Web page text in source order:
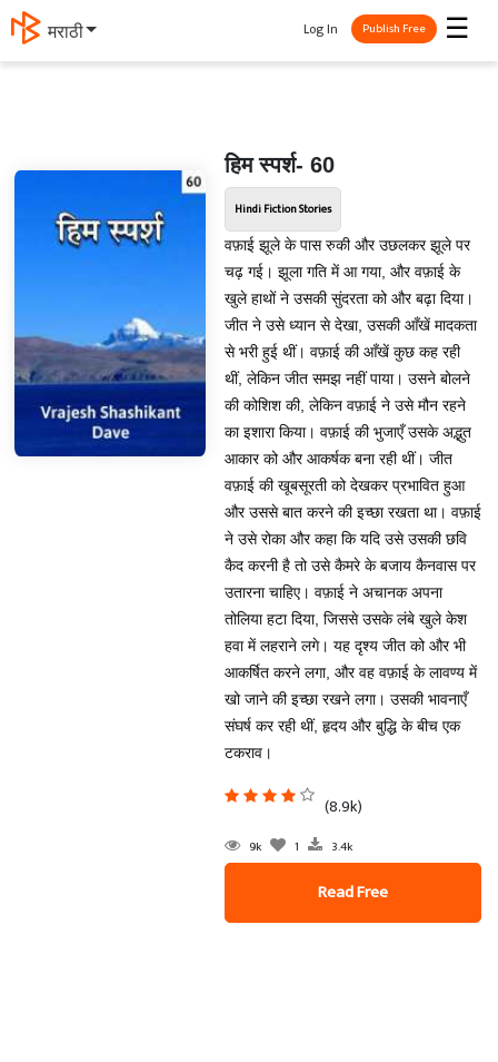
मराठी ☰
Log In Publish Free
हिम स्पर्श- 60
Hindi Fiction Stories
वफ़ाई झूले के पास रुकी और उछलकर झूले पर
चढ़ गई। झूला गति में आ गया, और वफ़ाई के
खुले हाथों ने उसकी सुंदरता को और बढ़ा दिया।
जीत ने उसे ध्यान से देखा, उसकी आँखें मादकता
से भरी हुई थीं। वफ़ाई की आँखें कुछ कह रही
थीं, लेकिन जीत समझ नहीं पाया। उसने बोलने
की कोशिश की, लेकिन वफ़ाई ने उसे मौन रहने
का इशारा किया। वफ़ाई की भुजाएँ उसके अद्भुत
आकार को और आकर्षक बना रही थीं। जीत
वफ़ाई की खूबसूरती को देखकर प्रभावित हुआ
और उससे बात करने की इच्छा रखता था। वफ़ाई
ने उसे रोका और कहा कि यदि उसे उसकी छवि
कैद करनी है तो उसे कैमरे के बजाय कैनवास पर
उतारना चाहिए। वफ़ाई ने अचानक अपना
तोलिया हटा दिया, जिससे उसके लंबे खुले केश
हवा में लहराने लगे। यह दृश्य जीत को और भी
आकर्षित करने लगा, और वह वफ़ाई के लावण्य में
खो जाने की इच्छा रखने लगा। उसकी भावनाएँ
संघर्ष कर रही थीं, हृदय और बुद्धि के बीच एक
टकराव।
(8.9k)
9k 1 3.4k
Read Free